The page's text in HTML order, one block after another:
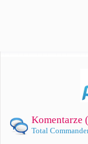
Komentarze (
Total